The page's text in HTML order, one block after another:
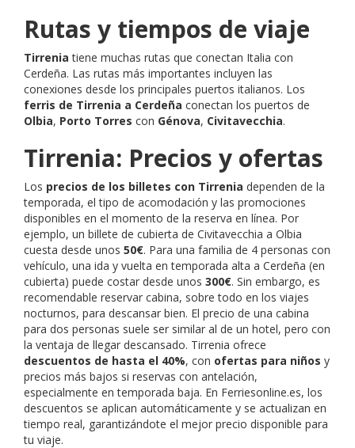
Rutas y tiempos de viaje
Tirrenia tiene muchas rutas que conectan Italia con
Cerdeña. Las rutas más importantes incluyen las
conexiones desde los principales puertos italianos. Los
ferris de Tirrenia a Cerdeña conectan los puertos de
Olbia, Porto Torres con Génova, Civitavecchia.
Tirrenia: Precios y ofertas
Los precios de los billetes con Tirrenia dependen de la
temporada, el tipo de acomodación y las promociones
disponibles en el momento de la reserva en línea. Por
ejemplo, un billete de cubierta de Civitavecchia a Olbia
cuesta desde unos 50€. Para una familia de 4 personas con
vehículo, una ida y vuelta en temporada alta a Cerdeña (en
cubierta) puede costar desde unos 300€. Sin embargo, es
recomendable reservar cabina, sobre todo en los viajes
nocturnos, para descansar bien. El precio de una cabina
para dos personas suele ser similar al de un hotel, pero con
la ventaja de llegar descansado. Tirrenia ofrece
descuentos de hasta el 40%, con ofertas para niños y
precios más bajos si reservas con antelación,
especialmente en temporada baja. En Ferriesonline.es, los
descuentos se aplican automáticamente y se actualizan en
tiempo real, garantizándote el mejor precio disponible para
tu viaje.